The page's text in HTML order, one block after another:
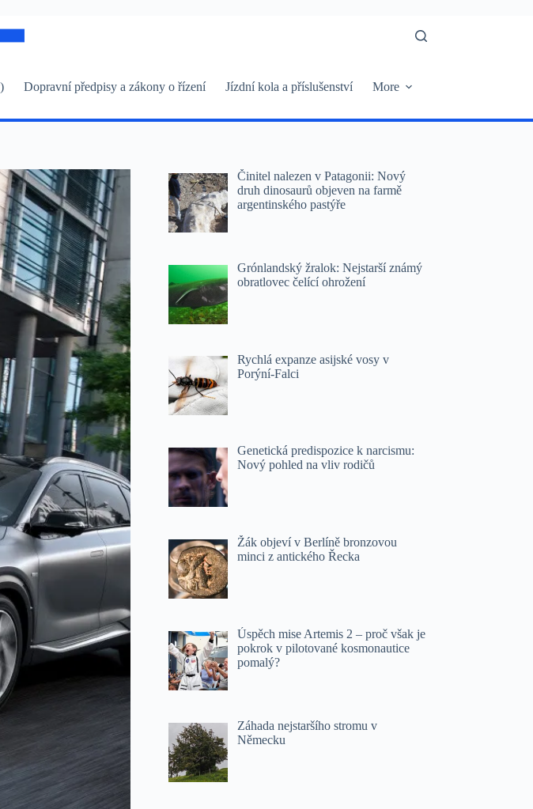
Dopravní předpisy a zákony o řízení Jízdní kola a příslušenství More
Činitel nalezen v Patagonii: Nový
druh dinosaurů objeven na farmě
argentinského pastýře
Grónlandský žralok: Nejstarší známý
obratlovec čelící ohrožení
Rychlá expanze asijské vosy v
Porýní-Falci
Genetická predispozice k narcismu:
Nový pohled na vliv rodičů
Žák objeví v Berlíně bronzovou
minci z antického Řecka
Úspěch mise Artemis 2 – proč však je
pokrok v pilotované kosmonautice
pomalý?
Záhada nejstaršího stromu v
Německu